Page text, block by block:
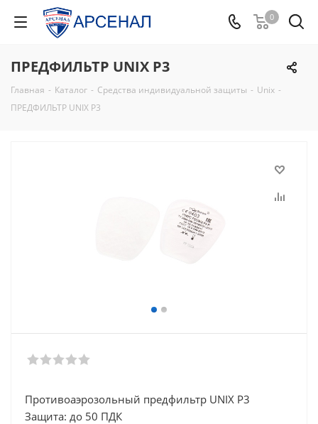
0
ПРЕДФИЛЬТР UNIX P3
Главная - Каталог - Средства индивидуальной защиты - Unix -
ПРЕДФИЛЬТР UNIX P3
Противоаэрозольный предфильтр UNIX P3
Защита: до 50 ПДК